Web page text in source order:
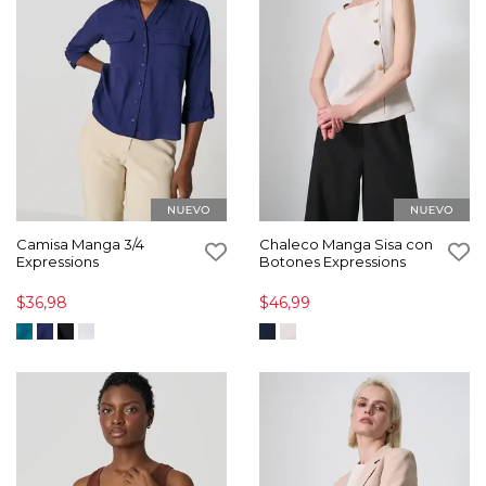
Camisa Manga 3/4
Expressions
$36,98
Chaleco Manga Sisa con
Botones Expressions
$46,99